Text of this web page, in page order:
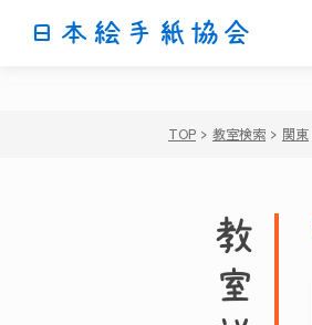
日本絵手紙協会
TOP > 教室検索 > 関東